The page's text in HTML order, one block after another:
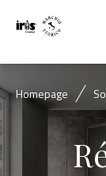
Homepage